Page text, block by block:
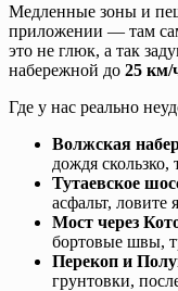
Медленные зоны и
приложении — там
это не глюк, а так
набережной до 25 км/
Где у нас реально
Волжская
дождя скользко,
Тутаевское
асфальт, ловите
Мост через
бортовые швы,
Перекоп и
грунтовки,